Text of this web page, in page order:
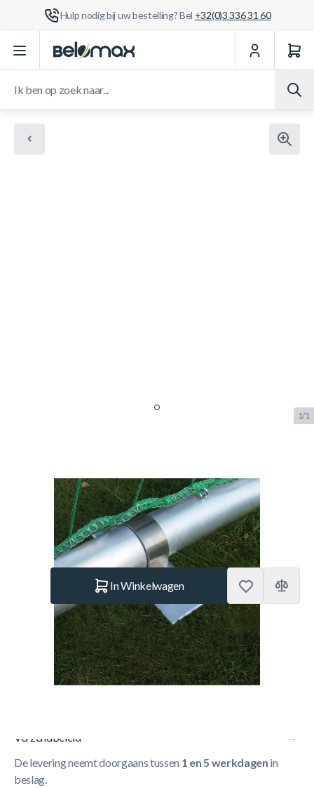
Hulp nodig bij uw bestelling? Bel +32(0)3 336 31 60
Ga naar de inhoud
1/1
Champion
CZ.ANK.CH.GR Merk:Calzio
€ 35.– Op voorraad
In Winkelwagen
Korte Beschrijving
- Geschikt voor alle Champion voetbaldoelen m.u.v. de
Verzendbeleid
De levering neemt doorgaans tussen 1 en 5 werkdagen in
beslag.